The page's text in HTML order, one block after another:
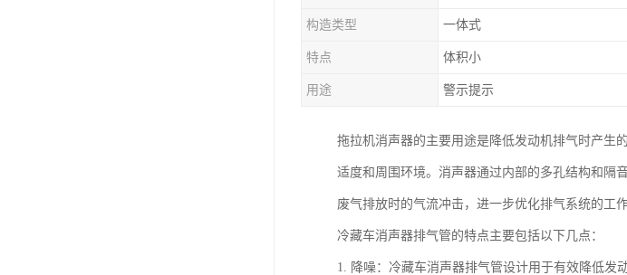
构造类型 一体式
特点 体积小
用途 警示提示
拖拉机消声器的主要用途是降低发动机排气时产生
适度和周围环境。消声器通过内部的多孔结构和隔
废气排放时的气流冲击，进一步优化排气系统的工作
冷藏车消声器排气管的特点主要包括以下几点：
1. 降噪：冷藏车消声器排气管设计用于有效降低发